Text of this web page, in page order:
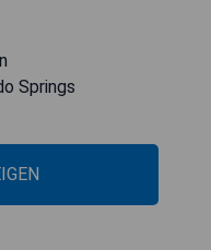
Springs